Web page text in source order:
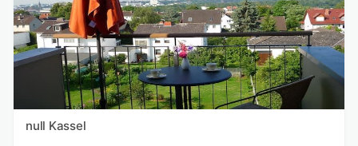
null Kassel